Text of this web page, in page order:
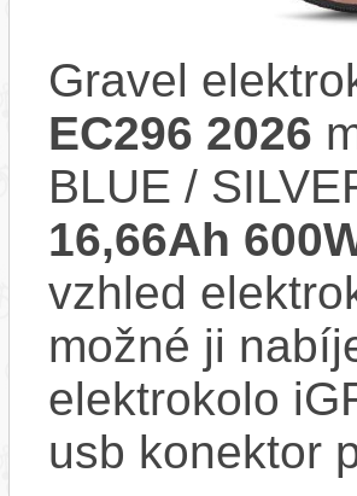
Gravel
EC296 2026
BLUE /
16,66Ah
vzhled
možné ji
elektrokolo
usb konektor